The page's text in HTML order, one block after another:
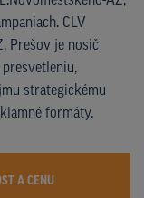
CLV
Prešov je nosič
strategickému
formáty.
A CENU